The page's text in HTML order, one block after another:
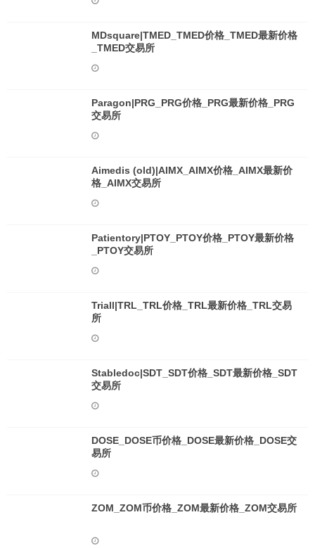
MDsquare|TMED_TMED价格_TMED最新价格
_TMED交易所
Paragon|PRG_PRG价格_PRG最新价格_PRG
交易所
Aimedis (old)|AIMX_AIMX价格_AIMX最新价
格_AIMX交易所
Patientory|PTOY_PTOY价格_PTOY最新价格
_PTOY交易所
Triall|TRL_TRL价格_TRL最新价格_TRL交易
所
Stabledoc|SDT_SDT价格_SDT最新价格_SDT
交易所
DOSE_DOSE币价格_DOSE最新价格_DOSE交
易所
ZOM_ZOM币价格_ZOM最新价格_ZOM交易所